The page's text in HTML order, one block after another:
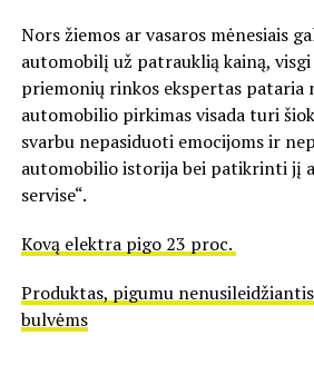
Nors žiemos ar vasaros mėnesiais
automobilį už patrauklią kainą,
priemonių rinkos ekspertas pataria
automobilio pirkimas visada turi
svarbu nepasiduoti emocijoms ir
automobilio istorija bei patikrinti jį
servise“.
Kovą elektra pigo 23 proc.
Produktas, pigumu
bulvėms